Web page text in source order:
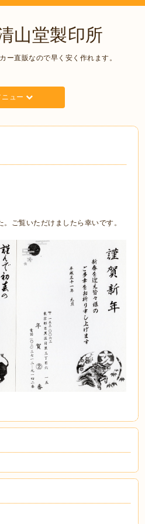
山堂製印所
ー直販なので早く安く作れます。
ニュー
ご覧いただけましたら幸いです。